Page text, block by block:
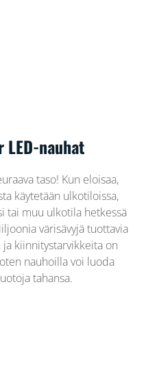
LED-nauhat
taso! Kun eloisaa,
käytetään ulkotiloissa,
tai muu ulkotila hetkessä
värisävyjä tuottavia
ja kiinnitystarvikkeita on
nauhoilla voi luoda
tahansa.